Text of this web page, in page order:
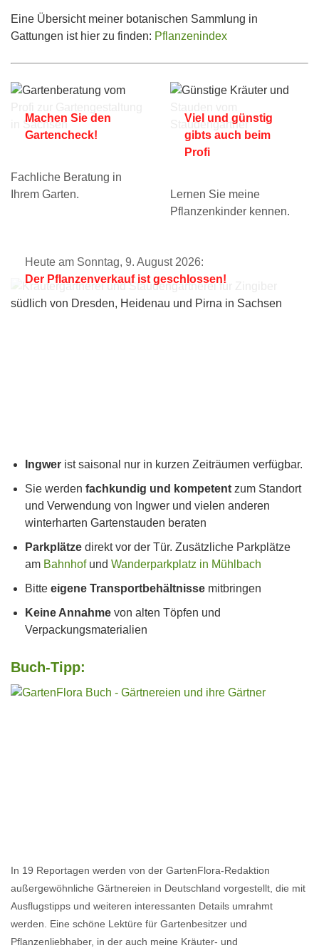
Eine Übersicht meiner botanischen Sammlung in
Gattungen ist hier zu finden: Pflanzenindex
Machen Sie den
Gartencheck!
Fachliche Beratung in
Ihrem Garten.
Viel und günstig
gibts auch beim
Profi
Lernen Sie meine
Pflanzenkinder kennen.
Heute am Sonntag, 9. August 2026:
Der Pflanzenverkauf ist geschlossen!
Ingwer ist saisonal nur in kurzen Zeiträumen verfügbar.
Sie werden fachkundig und kompetent zum Standort
und Verwendung von Ingwer und vielen anderen
winterharten Gartenstauden beraten
Parkplätze direkt vor der Tür. Zusätzliche Parkplätze
am Bahnhofund Wanderparkplatz in Mühlbach
Bitte eigene Transportbehältnisse mitbringen
Keine Annahme von alten Töpfen und
Verpackungsmaterialien
Buch-Tipp:
In 19 Reportagen werden von der GartenFlora-Redaktion
außergewöhnliche Gärtnereien in Deutschland vorgestellt, die mit
Ausflugstipps und weiteren interessanten Details umrahmt
werden. Eine schöne Lektüre für Gartenbesitzer und
Pflanzenliebhaber, in der auch meine Kräuter- und